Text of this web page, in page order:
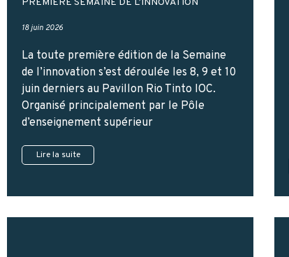
18 juin 2026
La toute première édition de la Semaine
de l’innovation s’est déroulée les 8, 9 et 10
juin derniers au Pavillon Rio Tinto IOC.
Organisé principalement par le Pôle
d’enseignement supérieur
Lire la suite